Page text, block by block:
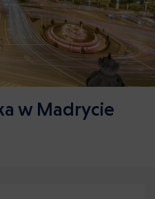
w Madrycie